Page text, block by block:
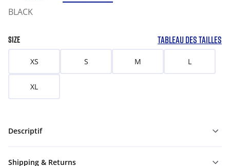
BLACK
SIZE TABLEAU DES TAILLES
XS S M L
XL
Descriptif
Shipping & Returns